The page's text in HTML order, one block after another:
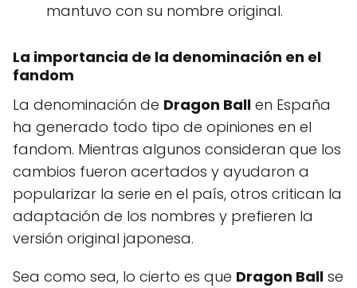
mantuvo con su nombre original.
La importancia de la denominación en el
fandom
La denominación de Dragon Ball en España
ha generado todo tipo de opiniones en el
fandom. Mientras algunos consideran que los
cambios fueron acertados y ayudaron a
popularizar la serie en el país, otros critican la
adaptación de los nombres y prefieren la
versión original japonesa.
Sea como sea, lo cierto es que Dragon Ball se